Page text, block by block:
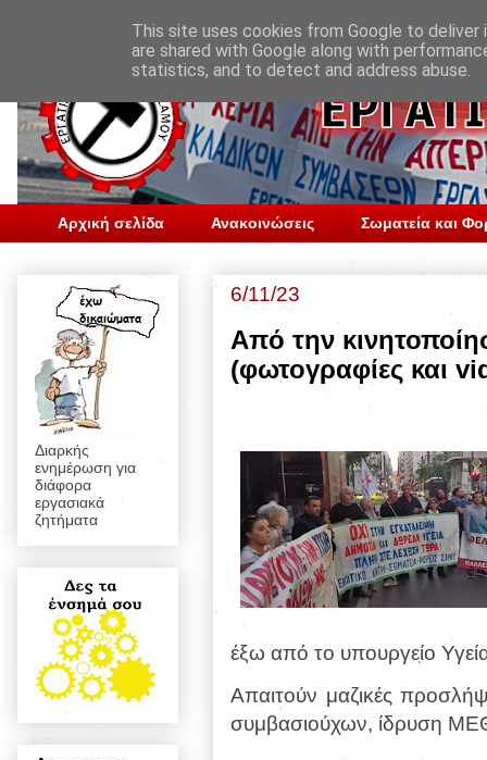
Αρχική σελίδα Ανακοινώσεις Σωματεία και
6/11/23
Από την
(φωτογραφίες και
έξω από το υπουργείο
Απαιτούν μαζικές
συμβασιούχων, ίδρυση
Διαρκής
ενημέρωση για
διάφορα
εργασιακά
ζητήματα
This site uses cookies from Google to
are shared with Google along with
statistics, and to detect and address abuse.